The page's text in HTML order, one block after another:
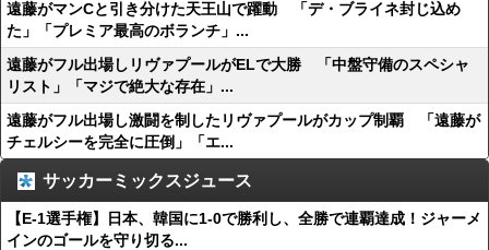
遠藤がマンCと引き分けた天王山で躍動 「デ・ブライネ封じ込め
た」「プレミア最高のボランチ」...
遠藤がフル出場しリヴァプールがELで大勝 「中盤守備のスペシャ
リスト」「マジで絶大な存在」...
遠藤がフル出場し激闘を制したリヴァプールがカップ制覇 「遠藤が
チェルシーを完全に圧倒」「エ...
サッカーミックスジュース
【E-1選手権】日本、韓国に1-0で勝利し、全勝で連覇達成！ジャーメ
インのゴールを守り切る...